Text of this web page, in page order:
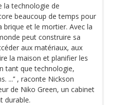
la technologie de
beaucoup de temps pour
brique et le mortier. Avec la
peut construire sa
aux matériaux, aux
la maison et planifier les
tant que technologie,
...’’ , raconte Nickson
de Niko Green, un cabinet
durable.